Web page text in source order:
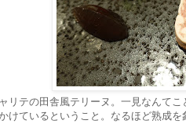
リテの田舎風テリーヌ。一見なんて
けているということ。なるほど熟成